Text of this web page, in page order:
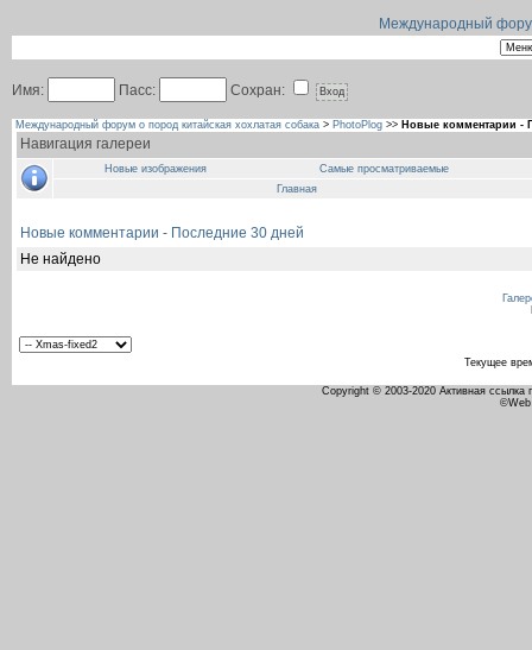
Международный
Имя: Пасс: Сохран:
Международный форум о пород китайская хохлатая собака > PhotoPlog >> Новые комментарии -
Навигация галереи
Новые изображения
Самые просматриваемые
Главная
Новые комментарии - Последние 30 дней
Не найдено
Текущее
Copyright © 2003-2020 Активная ссылка